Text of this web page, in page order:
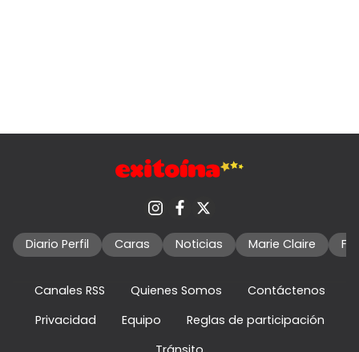
Diario Perfil Caras Noticias Marie Claire
Canales RSS Quienes Somos
Contáctenos
Privacidad
Equipo
Reglas de participación